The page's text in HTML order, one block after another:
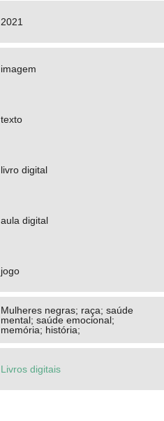
2021
imagem
texto
livro digital
aula digital
jogo
Mulheres negras; raça; saúde
mental; saúde emocional;
memória; história;
Livros digitais